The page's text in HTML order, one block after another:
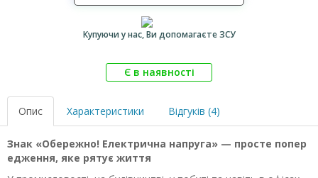
Купуючи у нас, Ви допомагаєте ЗСУ
Є в наявності
Опис Характеристики Відгуків (4)
Знак «Обережно! Електрична напруга» — просте попер
едження, яке рятує життя